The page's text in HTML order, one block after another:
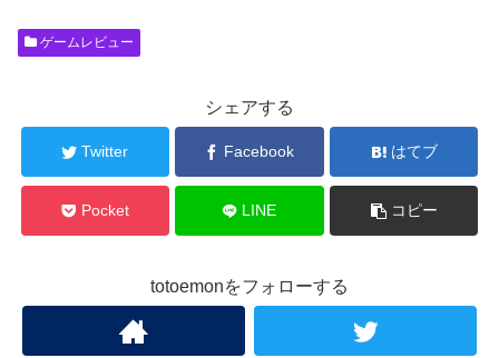
ゲームレビュー
シェアする
Twitter Facebook はてブ
Pocket LINE コピー
totoemonをフォローする